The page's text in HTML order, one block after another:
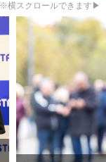
※横スクロールできます▶